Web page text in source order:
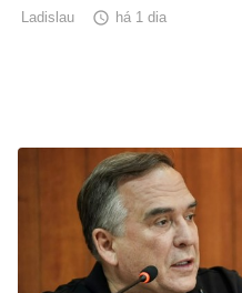
Ladislau  há 1 dia